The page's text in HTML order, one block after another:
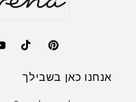
TikTokPinterest
אנחנו כאן בשבילך